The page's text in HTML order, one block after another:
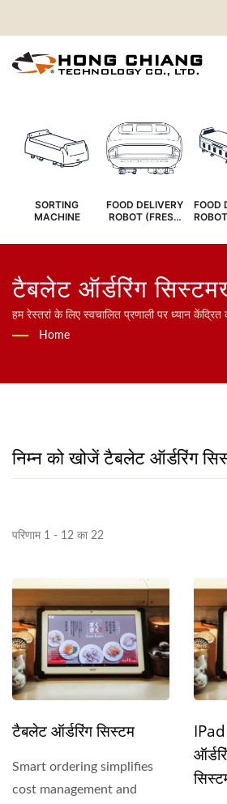
SORTING
MACHINE
FOOD DELIVERY
ROBOT (FRESH
FOOD
टैबलेट ऑर्डरिंग
सुशी बार कन्वेयर बेल्ट -
हम रेस्तरां के लिए स्वचालित प्रणाली पर ध्यान
रोबोट, बुलेट ट्रेन प्रणाली, कन्वेयर बेल्ट प्रणाली, घूमने
Home
निम्न को खोजें टैबलेट ऑर्डरिंग
परिणाम 1 - 12 का 22
टैबलेट ऑर्डरिंग सिस्टम
Smart ordering simplifies
cost management and